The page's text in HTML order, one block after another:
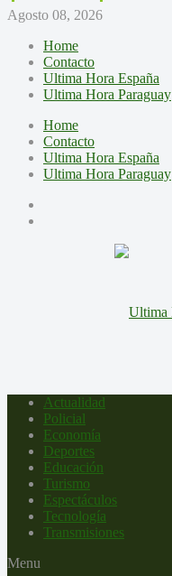
Agosto 08, 2026
Home
Contacto
Ultima Hora España
Ultima Hora Paraguay
Home
Contacto
Ultima Hora España
Ultima Hora Paraguay
Actualidad
Policial
Economía
Deportes
Educación
Turismo
Espectáculos
Tecnología
Transmisiones
Menu